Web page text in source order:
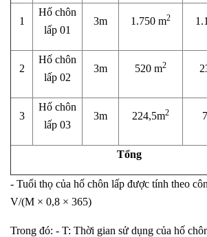
1
Hố chôn
lấp 01
3m 1.750 m2
2
Hố chôn
lấp 02
3m 520 m2
3
Hố chôn
lấp 03
3m 224,5m2
Tổng
- Tuổi thọ của hố chôn lấp được tính theo
V/(M × 0,8 × 365)
Trong đó: - T: Thời gian sử dụng của hố